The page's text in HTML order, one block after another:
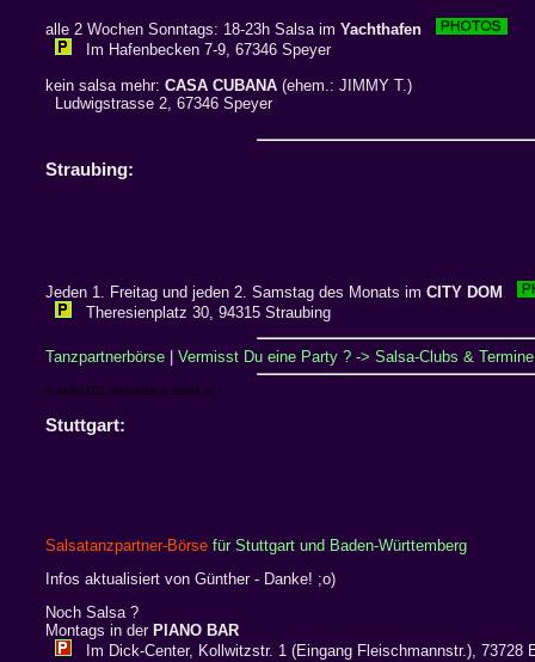
alle 2 Wochen Sonntags: 18-23h Salsa im Yachthafen
Im Hafenbecken 7-9, 67346 Speyer
kein salsa mehr: CASA CUBANA (ehem.: JIMMY T.)
Ludwigstrasse 2, 67346 Speyer
Straubing:
Jeden 1. Freitag und jeden 2. Samstag des Monats im CITY DOM
Theresienplatz 30, 94315 Straubing
Tanzpartnerbörse Vermisst Du eine Party ? -> Salsa-Clubs &
© radio101.de/salsa & salsa.at
Stuttgart:
Salsatanzpartner-Börse für Stuttgart und Baden-Württemberg
Infos aktualisiert von Günther - Danke! ;o)
Noch Salsa ?
Montags in der PIANO BAR
Im Dick-Center, Kollwitzstr. 1 (Eingang Fleischmannstr.), 73728